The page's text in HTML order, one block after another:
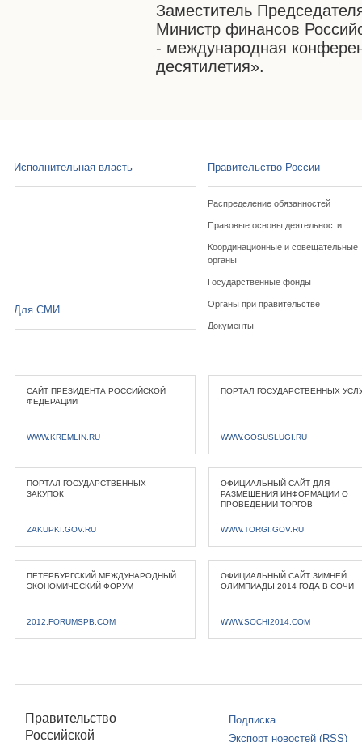
Заместитель
Министр финансов
- международная
десятилетия».
Исполнительная власть Правительство России
Распределение обязанностей
Правовые основы деятельности
Координационные и совещательные
органы
Государственные фонды
Органы при правительстве
Документы
Для СМИ
САЙТ ПРЕЗИДЕНТА РОССИЙСКОЙ
ФЕДЕРАЦИИ
WWW.KREMLIN.RU
ПОРТАЛ ГОСУДАРСТВЕННЫХ
WWW.GOSUSLUGI.RU
ПОРТАЛ ГОСУДАРСТВЕННЫХ
ЗАКУПОК
ZAKUPKI.GOV.RU
ОФИЦИАЛЬНЫЙ САЙТ ДЛЯ
РАЗМЕЩЕНИЯ ИНФОРМАЦИИ О
ПРОВЕДЕНИИ ТОРГОВ
WWW.TORGI.GOV.RU
ПЕТЕРБУРГСКИЙ МЕЖДУНАРОДНЫЙ
ЭКОНОМИЧЕСКИЙ ФОРУМ
2012.FORUMSPB.COM
ОФИЦИАЛЬНЫЙ САЙТ ЗИМНЕЙ
ОЛИМПИАДЫ 2014 ГОДА В СОЧИ
WWW.SOCHI2014.COM
Правительство
Российской
Подписка
Экспорт новостей (RSS)